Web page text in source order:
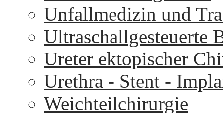
Unfallmedizin und
Ultraschallgesteuerte
Ureter ektopischer
Urethra - Stent -
Weichteilchirurgie